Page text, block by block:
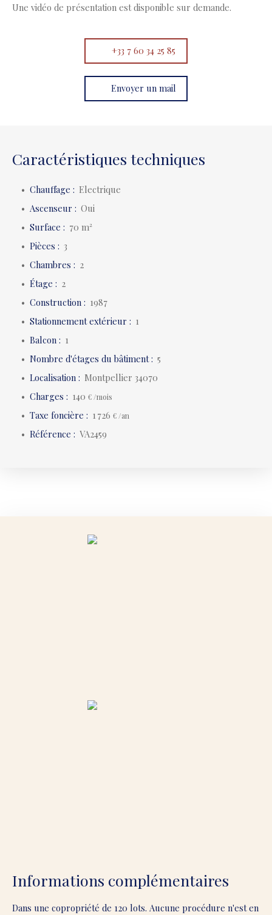
Une vidéo de présentation est disponible sur demande.
+33 7 60 34 25 85
Envoyer un mail
Caractéristiques techniques
Chauffage : Electrique
Ascenseur : Oui
Surface : 70m²
Pièces : 3
Chambres : 2
Étage : 2
Construction : 1987
Stationnement extérieur : 1
Balcon : 1
Nombre d'étages du bâtiment: 5
Localisation : Montpellier 34070
Charges : 140€ /mois
Taxe foncière : 1 726€ /an
Référence : VA2459
Informations complémentaires
Dans une copropriété de 120 lots. Aucune procédure n'est en